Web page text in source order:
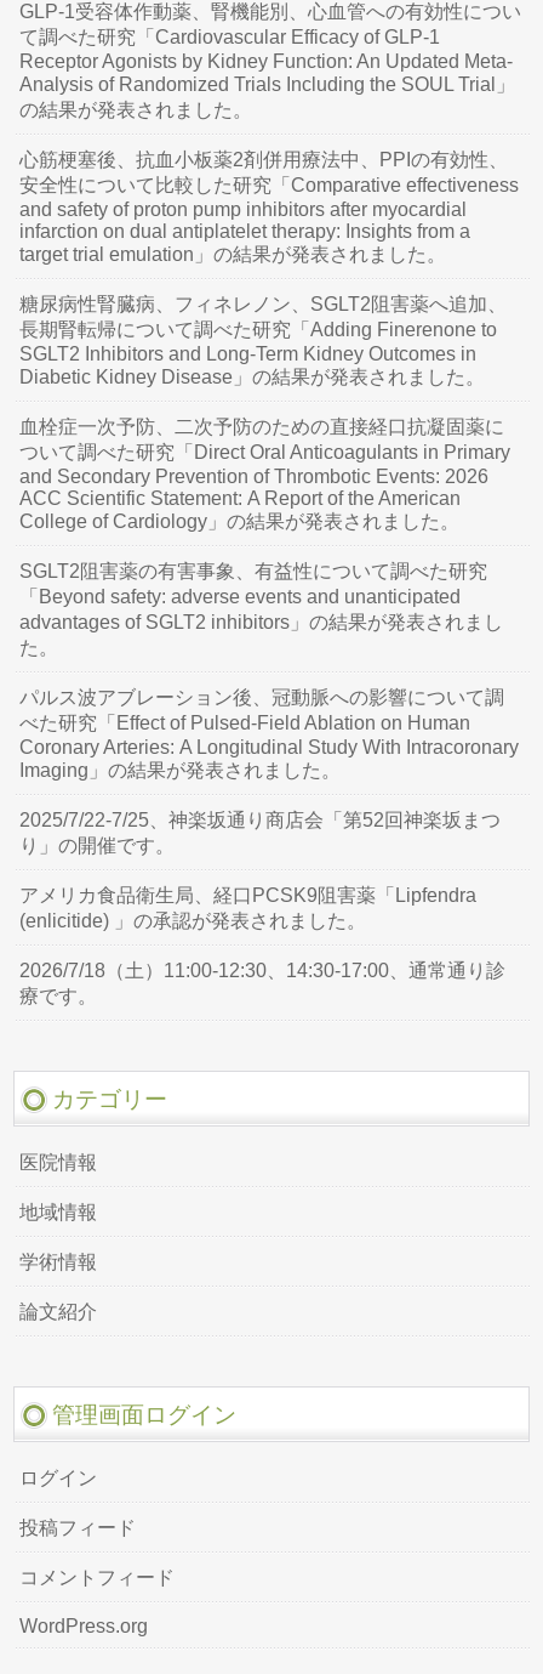
GLP-1受容体作動薬、腎機能別、心血管への有効性につい
て調べた研究「Cardiovascular Efficacy of GLP-1
Receptor Agonists by Kidney Function: An Updated Meta-
Analysis of Randomized Trials Including the SOUL Trial」
の結果が発表されました。
心筋梗塞後、抗血小板薬2剤併用療法中、PPIの有効性、
安全性について比較した研究「Comparative effectiveness
and safety of proton pump inhibitors after myocardial
infarction on dual antiplatelet therapy: Insights from a
target trial emulation」の結果が発表されました。
糖尿病性腎臓病、フィネレノン、SGLT2阻害薬へ追加、
長期腎転帰について調べた研究「Adding Finerenone to
SGLT2 Inhibitors and Long-Term Kidney Outcomes in
Diabetic Kidney Disease」の結果が発表されました。
血栓症一次予防、二次予防のための直接経口抗凝固薬に
ついて調べた研究「Direct Oral Anticoagulants in Primary
and Secondary Prevention of Thrombotic Events: 2026
ACC Scientific Statement: A Report of the American
College of Cardiology」の結果が発表されました。
SGLT2阻害薬の有害事象、有益性について調べた研究
「Beyond safety: adverse events and unanticipated
advantages of SGLT2 inhibitors」の結果が発表されまし
た。
パルス波アブレーション後、冠動脈への影響について調
べた研究「Effect of Pulsed-Field Ablation on Human
Coronary Arteries: A Longitudinal Study With Intracoronary
Imaging」の結果が発表されました。
2025/7/22-7/25、神楽坂通り商店会「第52回神楽坂まつ
り」の開催です。
アメリカ食品衛生局、経口PCSK9阻害薬「Lipfendra
(enlicitide) 」の承認が発表されました。
2026/7/18（土）11:00-12:30、14:30-17:00、通常通り診
療です。
カテゴリー
医院情報
地域情報
学術情報
論文紹介
管理画面ログイン
ログイン
投稿フィード
コメントフィード
WordPress.org